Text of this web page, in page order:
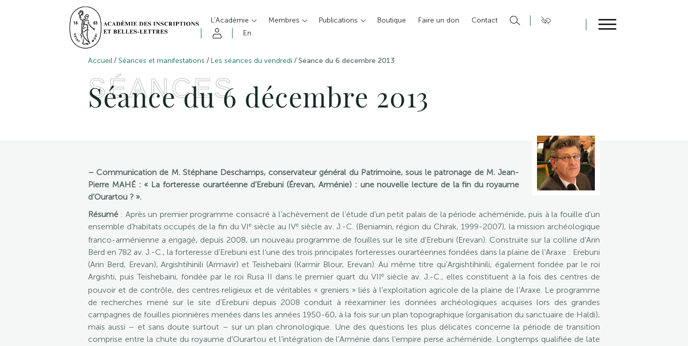
L’Académie Membres Publications Boutique Faire un don
Contact
En
Accueil / Séances et manifestations / Les séances du vendredi /Séance du 6 décembre 2013
SÉANCES
Séance du 6 décembre 2013
– Communication de M. Stéphane Deschamps, conservateur général du Patrimoine, sous le patronage de M. Jean-
Pierre MAHÉ : « La forteresse ourartéenne d’Erebuni (Érevan, Arménie) : une nouvelle lecture de la fin du royaume
d’Ourartou ? ».
Résumé : Après un premier programme consacré à l’achèvement de l’étude d’un petit palais de la période achéménide, puis à la fouille d’un
ensemble d’habitats occupés de la fin du VIe siècle au IVe siècle av. J.-C. (Beniamin, région du Chirak, 1999-2007), la mission archéologique
franco-arménienne a engagé, depuis 2008, un nouveau programme de fouilles sur le site d’Erebuni (Erevan). Construite sur la colline d’Arin
Berd en 782 av. J.-C., la forteresse d’Erebuni est l’une des trois principales forteresses ourartéennes fondées dans la plaine de l’Araxe : Erebuni
(Arin Berd, Erevan), Argishtihinili (Armavir) et Teishebaini (Karmir Blour, Erevan). Au même titre qu’Argishtihinili, également fondée par le roi
Argishti, puis Teishebaini, fondée par le roi Rusa II dans le premier quart du VIIesiècle av. J.-C., elles constituent à la fois des centres de
pouvoir et de contrôle, des centres religieux et de véritables « greniers » liés à l’exploitation agricole de la plaine de l’Araxe. Le programme
de recherches mené sur le site d’Erebuni depuis 2008 conduit à réexaminer les données archéologiques acquises lors des grandes
campagnes de fouilles pionnières menées dans les années 1950-60, à la fois sur un plan topographique (organisation du sanctuaire de Haldi),
mais aussi – et sans doute surtout – sur un plan chronologique. Une des questions les plus délicates concerne la période de transition
comprise entre la chute du royaume d’Ourartou et l’intégration de l’Arménie dans l’empire perse achéménide. Longtemps qualifiée de late